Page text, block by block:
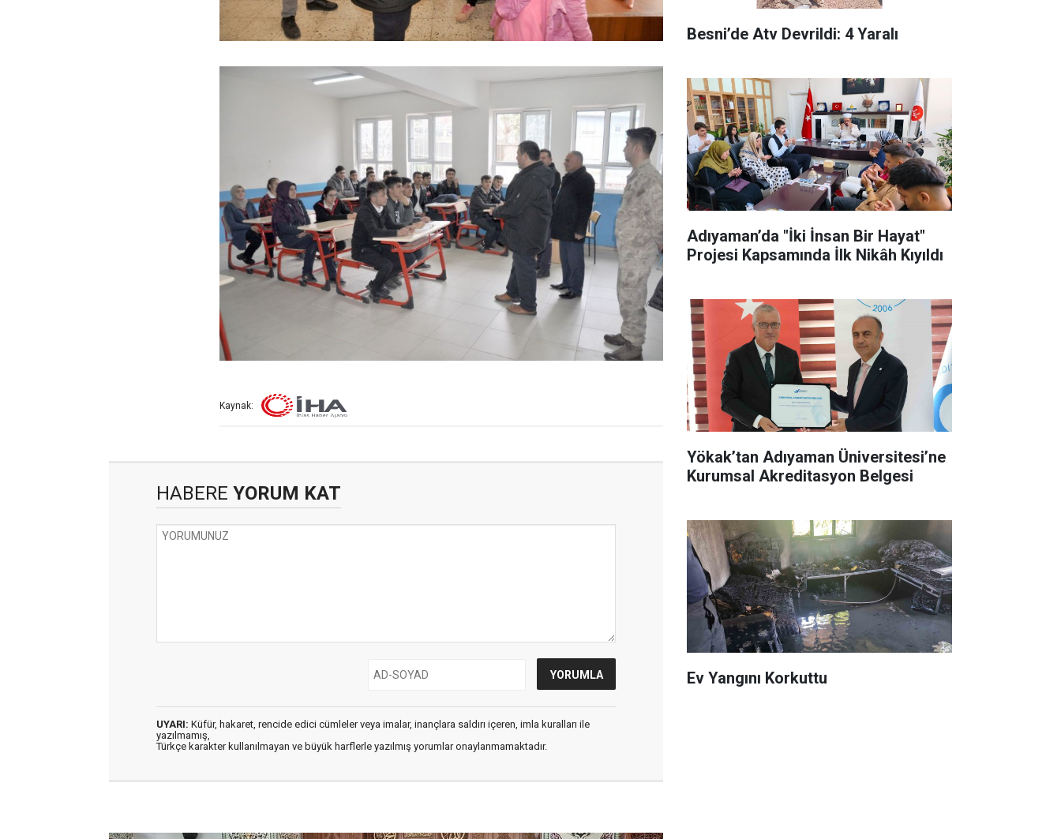
Kaynak:
HABERE YORUM KAT
UYARI: Küfür, hakaret, rencide edici cümleler veya imalar, inançlara saldırı içeren, imla kuralları ile
yazılmamış,
Türkçe karakter kullanılmayan ve büyük harflerle yazılmış yorumlar onaylanmamaktadır.
Besni’de Atv Devrildi: 4 Yaralı
Adıyaman’da "İki İnsan Bir Hayat"
Projesi Kapsamında İlk Nikâh Kıyıldı
Yökak’tan Adıyaman Üniversitesi’ne
Kurumsal Akreditasyon Belgesi
Ev Yangını Korkuttu